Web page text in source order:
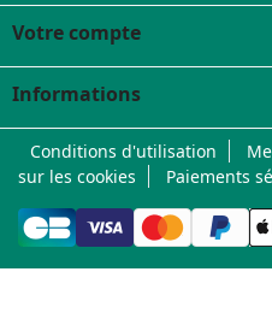
Votre compte
Informations
Conditions d'utilisation
sur les cookies
Paiements